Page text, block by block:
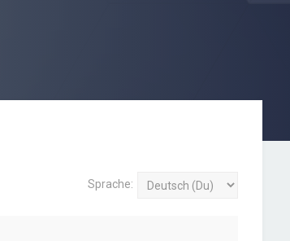
Sprache: